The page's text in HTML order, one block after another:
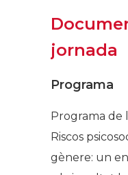
jornada
Programa
Programa de
Riscos
gènere: un